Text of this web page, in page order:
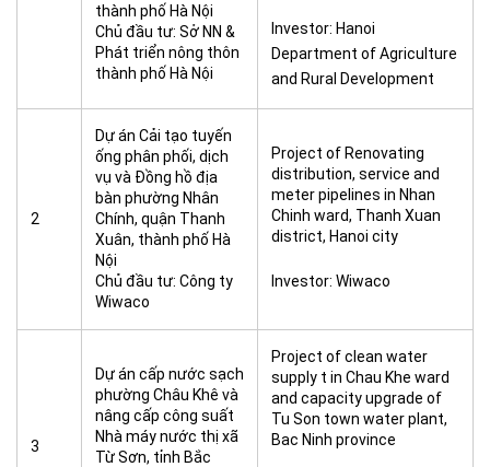
thành phố Hà Nội
Chủ đầu tư: Sở NN &
Phát triển nông thôn
thành phố Hà Nội
Investor: Hanoi
Department of Agriculture
and Rural Development
2
Dự án Cải tạo tuyến
ống phân phối, dịch
vụ và Đồng hồ địa
bàn phường Nhân
Chính, quận Thanh
Xuân, thành phố Hà
Nội
Chủ đầu tư: Công ty
Wiwaco
Project of Renovating
distribution, service and
meter pipelines in Nhan
Chinh ward, Thanh Xuan
district, Hanoi city
Investor: Wiwaco
3
Dự án cấp nước sạch
phường Châu Khê và
nâng cấp công suất
Nhà máy nước thị xã
Từ Sơn, tỉnh Bắc
Project of clean water
supply t in Chau Khe ward
and capacity upgrade of
Tu Son town water plant,
Bac Ninh province